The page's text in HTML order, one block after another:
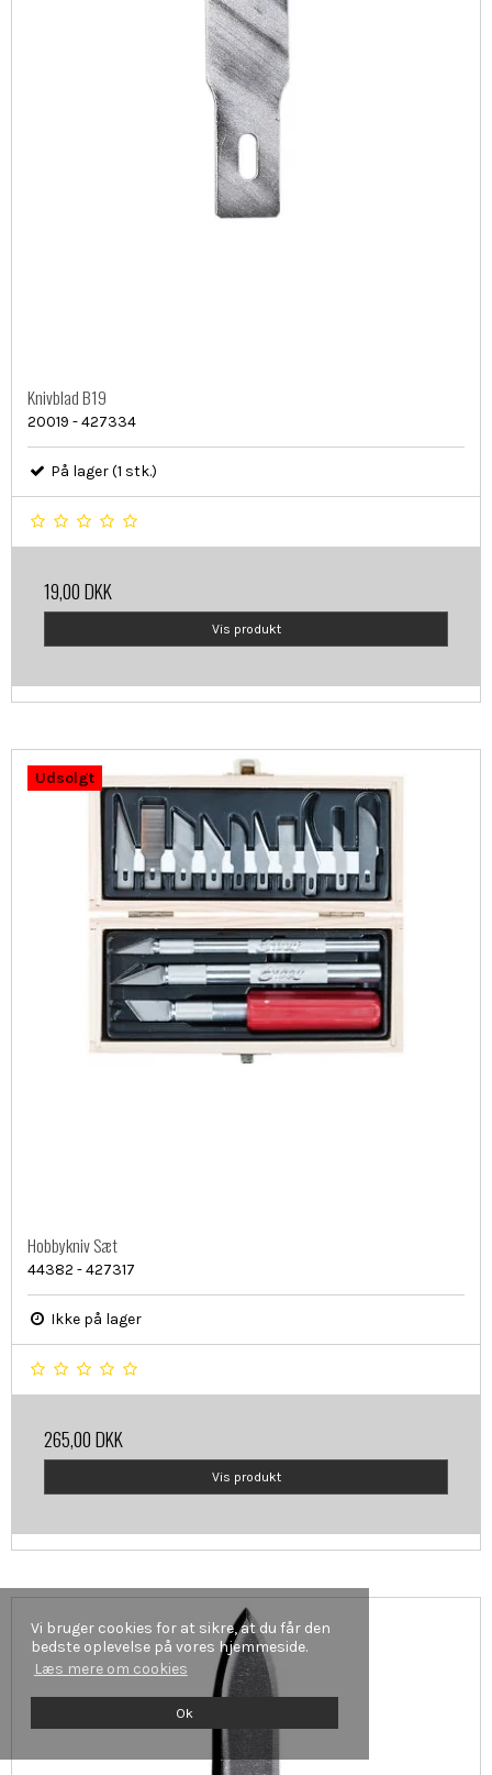
Vi bruger cookies for at sikre, at du får den
bedste oplevelse på vores hjemmeside.
Læs mere om cookies
Ok
Knivblad B19
20019 - 427334
På lager (1 stk.)
19,00 DKK
Vis produkt
Udsolgt
Hobbykniv Sæt
44382 - 427317
Ikke på lager
265,00 DKK
Vis produkt